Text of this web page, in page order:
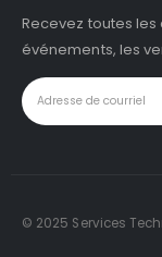
Recevez toutes
événements, les
© 2025 Services